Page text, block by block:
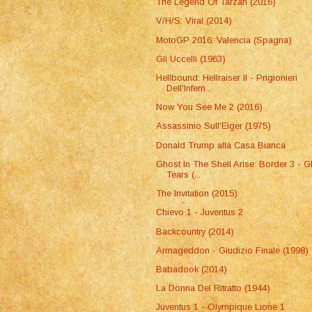
V/H/S: Viral (2014)
MotoGP 2016: Valencia (Spagna)
Gli Uccelli (1963)
Hellbound: Hellraiser II - Prigionieri
Dell'Infern...
Now You See Me 2 (2016)
Assassinio Sull'Eiger (1975)
Donald Trump alla Casa Bianca
Ghost In The Shell Arise: Border 3 -
Tears (...
The Invitation (2015)
Chievo 1 - Juventus 2
Backcountry (2014)
Armageddon - Giudizio Finale (1998)
Babadook (2014)
La Donna Del Ritratto (1944)
Juventus 1 - Olympique Lione 1